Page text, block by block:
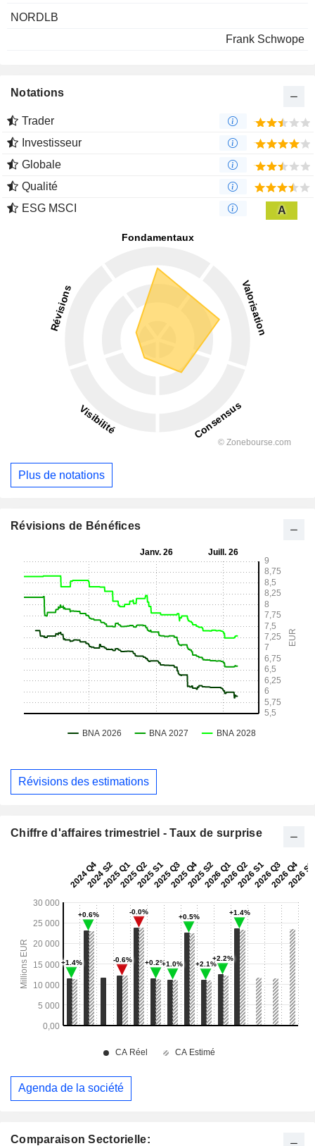
Comparaison Sectorielle:
NORDLB
Frank Schwope
Notations
Trader
Investisseur
Globale
Qualité
ESG MSCI
A
Plus de notations
Révisions de Bénéfices
Révisions des estimations
Chiffre d'affaires trimestriel - Taux de surprise
Agenda de la société